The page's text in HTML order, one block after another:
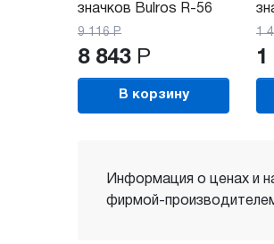
значков Bulros R-56
9 116 Р
8 843 Р
В корзину
1
1
Информация о ценах и
фирмой-